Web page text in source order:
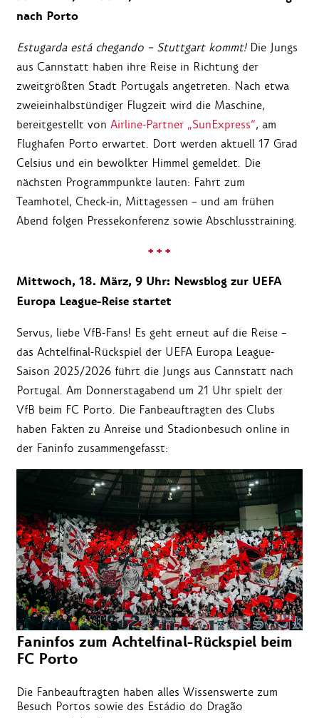
nach Porto
Estugarda está chegando – Stuttgart kommt!Die Jungs
aus Cannstatt haben ihre Reise in Richtung der
zweitgrößten Stadt Portugals angetreten. Nach etwa
zweieinhalbstündiger Flugzeit wird die Maschine,
bereitgestellt von Airline-Partner „SunExpress“, am
Flughafen Porto erwartet. Dort werden aktuell 17 Grad
Celsius und ein bewölkter Himmel gemeldet. Die
nächsten Programmpunkte lauten: Fahrt zum
Teamhotel, Check-in, Mittagessen – und am frühen
Abend folgen Pressekonferenz sowie Abschlusstraining.
+ + +
Mittwoch, 18. März, 9 Uhr: Newsblog zur UEFA
Europa League-Reise startet
Servus, liebe VfB-Fans! Es geht erneut auf die Reise –
das Achtelfinal-Rückspiel der UEFA Europa League-
Saison 2025/2026 führt die Jungs aus Cannstatt nach
Portugal. Am Donnerstagabend um 21 Uhr spielt der
VfB beim FC Porto. Die Fanbeauftragten des Clubs
haben Fakten zu Anreise und Stadionbesuch online in
der Faninfo zusammengefasst:
Faninfos zum Achtelfinal-Rückspiel beim
FC Porto
Die Fanbeauftragten haben alles Wissenswerte zum
Besuch Portos sowie des Estádio do Dragão